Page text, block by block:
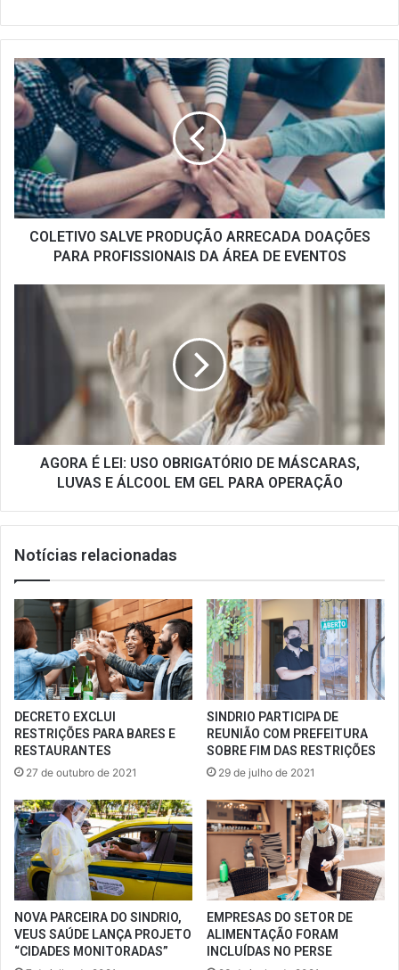
COLETIVO
SALVE
PRODUÇÃO
ARRECADA
DOAÇÕES
PARA
PROFISSIONAIS
DA
ÁREA
EVENTOS
COLETIVO SALVE PRODUÇÃO ARRECADA DOAÇÕES
PARA PROFISSIONAIS DA ÁREA DE EVENTOS
AGORA
OBRIGATÓRIO
MÁSCARAS,
LUVAS
E
ÁLCOOLAGORA É LEI: USO OBRIGATÓRIO DE MÁSCARAS,
LUVAS E ÁLCOOL EM GEL PARA OPERAÇÃO
Notícias relacionadas
DECRETO EXCLUI
RESTRIÇÕES PARA BARES E
RESTAURANTES
27 de outubro de 2021
SINDRIO PARTICIPA DE
REUNIÃO COM PREFEITURA
SOBRE FIM DAS RESTRIÇÕES
29 de julho de 2021
NOVA PARCEIRA DO SINDRIO,
VEUS SAÚDE LANÇA PROJETO
“CIDADES MONITORADAS”
EMPRESAS DO SETOR DE
ALIMENTAÇÃO FORAM
INCLUÍDAS NO PERSE